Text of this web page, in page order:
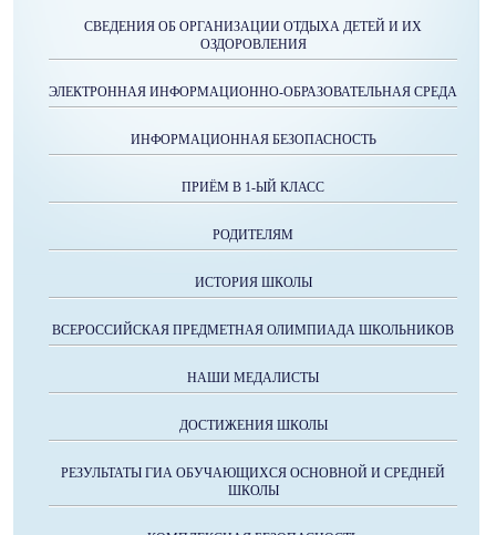
СВЕДЕНИЯ ОБ ОРГАНИЗАЦИИ ОТДЫХА ДЕТЕЙ И ИХ
ОЗДОРОВЛЕНИЯ
ЭЛЕКТРОННАЯ ИНФОРМАЦИОННО-ОБРАЗОВАТЕЛЬНАЯ СРЕДА
ИНФОРМАЦИОННАЯ БЕЗОПАСНОСТЬ
ПРИЁМ В 1-ЫЙ КЛАСС
РОДИТЕЛЯМ
ИСТОРИЯ ШКОЛЫ
ВСЕРОССИЙСКАЯ ПРЕДМЕТНАЯ ОЛИМПИАДА ШКОЛЬНИКОВ
НАШИ МЕДАЛИСТЫ
ДОСТИЖЕНИЯ ШКОЛЫ
РЕЗУЛЬТАТЫ ГИА ОБУЧАЮЩИХСЯ ОСНОВНОЙ И СРЕДНЕЙ
ШКОЛЫ